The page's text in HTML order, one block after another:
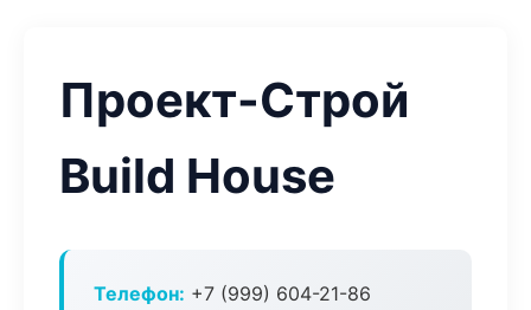
Проект-Строй
Build House
Телефон: +7 (999) 604-21-86